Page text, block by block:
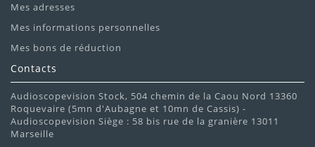
Mes adresses
Mes informations personnelles
Mes bons de réduction
Contacts
Audioscopevision Stock, 504 chemin de la Caou Nord 13360
Roquevaire (5mn d'Aubagne et 10mn de Cassis) -
Audioscopevision Siège : 58 bis rue de la granière 13011
Marseille